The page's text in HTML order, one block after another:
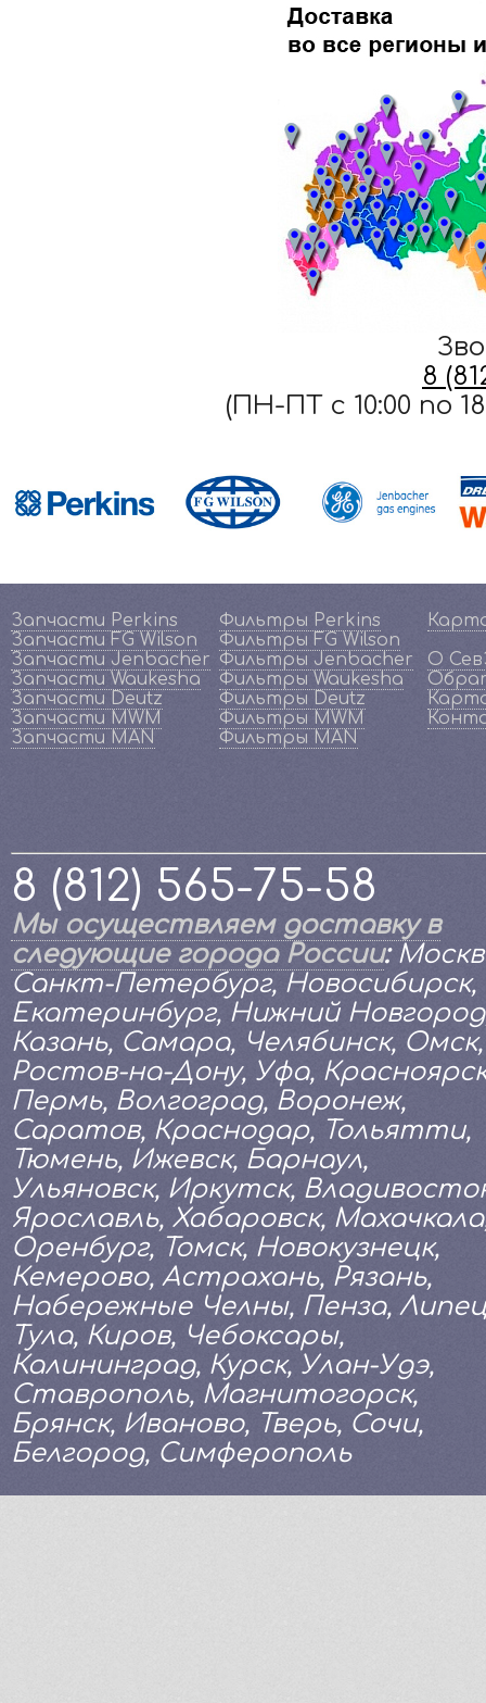
8
(ПН-ПТ c 10:00 по
Запчасти Perkins
Запчасти FG Wilson
Запчасти Jenbacher
Запчасти Waukesha
Запчасти Deutz
Запчасти MWM
Запчасти MAN
Фильтры Perkins
Фильтры FG Wilson
Фильтры Jenbacher
Фильтры Waukesha
Фильтры Deutz
Фильтры MWM
Фильтры MAN
О
8 (812) 565-75-58
Мы осуществляем доставку в
следующие города России:
Санкт-Петербург, Новосибирск,
Екатеринбург, Нижний
Казань, Самара, Челябинск, Омск,
Ростов-на-Дону, Уфа,
Пермь, Волгоград, Воронеж,
Саратов, Краснодар, Тольятти,
Тюмень, Ижевск, Барнаул,
Ульяновск, Иркутск,
Ярославль, Хабаровск,
Оренбург, Томск, Новокузнецк,
Кемерово, Астрахань, Рязань,
Набережные Челны, Пенза,
Тула, Киров, Чебоксары,
Калининград, Курск, Улан-Удэ,
Ставрополь, Магнитогорск,
Брянск, Иваново, Тверь, Сочи,
Белгород, Симферополь